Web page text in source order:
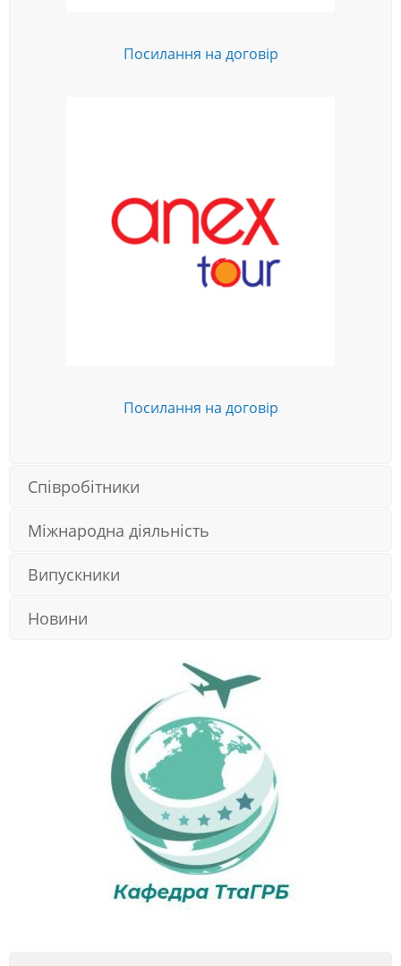
Посилання на договір
Посилання на договір
Співробітники
Міжнародна діяльність
Випускники
Новини